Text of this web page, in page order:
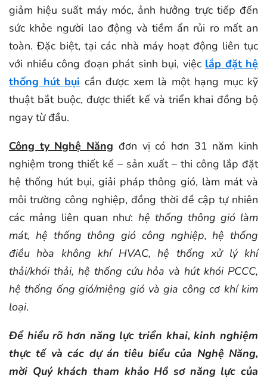
giảm hiệu suất máy móc, ảnh hưởng trực tiếp đến
sức khỏe người lao động và tiềm ẩn rủi ro mất an
toàn. Đặc biệt, tại các nhà máy hoạt động liên tục
với nhiều công đoạn phát sinh bụi, việc lắp đặt hệ
thống hút bụi cần được xem là một hạng mục kỹ
thuật bắt buộc, được thiết kế và triển khai đồng bộ
ngay từ đầu.
Công ty Nghệ Năng đơn vị có hơn 31 năm kinh
nghiệm trong thiết kế – sản xuất – thi công lắp đặt
hệ thống hút bụi, giải pháp thông gió, làm mát và
môi trường công nghiệp, đồng thời đề cập tự nhiên
các mảng liên quan như: hệ thống thông gió làm
mát, hệ thống thông gió công nghiệp, hệ thống
điều hòa không khí HVAC, hệ thống xử lý khí
thải/khói thải, hệ thống cứu hỏa và hút khói PCCC,
hệ thống ống gió/miệng gió và gia công cơ khí kim
loại.
Để hiểu rõ hơn năng lực triển khai, kinh nghiệm
thực tế và các dự án tiêu biểu của Nghệ Năng,
mời Quý khách tham khảo Hồ sơ năng lực của